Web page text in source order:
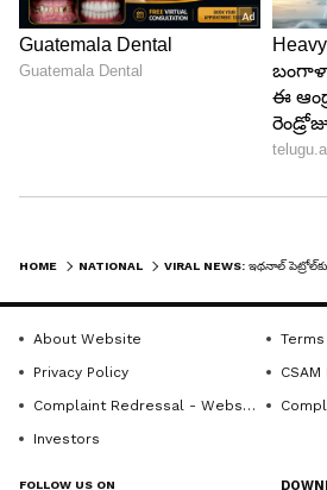
E20 పెట్రోల్ అంటే ఏమిటి?
E20 అనేది 20 శాతం ఇథనాల్, 80
మిశ్రమంతో తయారయ్యే ఇంధనం.
HOME NATIONAL
About Website
Privacy Policy
Complaint Redressal - Website
Investors
FOLLOW US ON